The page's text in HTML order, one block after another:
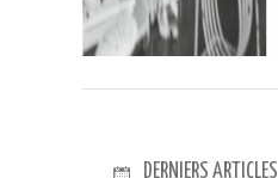
DERNIERS ARTICLES